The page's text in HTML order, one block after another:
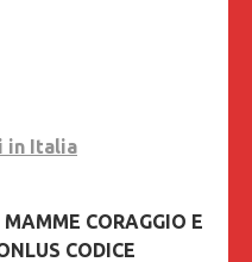
in Italia
CORAGGIO E
CODICE